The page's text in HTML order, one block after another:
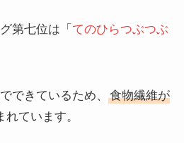
第七位は「 てのひらつぶつぶ
できているため、
食物繊維が
れています。